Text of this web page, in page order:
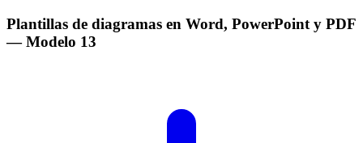
Plantillas de diagramas en Word, PowerPoint y PDF
— Modelo 13